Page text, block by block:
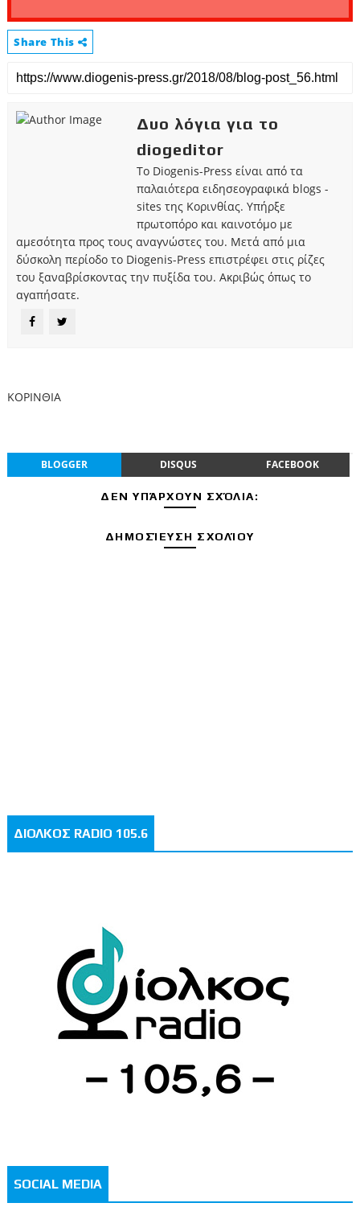
Share This
Δυο λόγια για το
diogeditor
Το Diogenis-Press είναι από τα
παλαιότερα ειδησεογραφικά blogs -
sites της Κορινθίας. Υπήρξε
πρωτοπόρο και καινοτόμο με
αμεσότητα προς τους αναγνώστες του. Μετά από μια
δύσκολη περίοδο το Diogenis-Press επιστρέφει στις ρίζες
του ξαναβρίσκοντας την πυξίδα του. Ακριβώς όπως το
αγαπήσατε.
ΚΟΡΙΝΘΙΑ
BLOGGER DISQUS FACEBOOK
ΔΕΝ ΥΠΆΡΧΟΥΝ ΣΧΌΛΙΑ:
ΔΗΜΟΣΊΕΥΣΗ ΣΧΟΛΊΟΥ
ΔΙΟΛΚΟΣ RADIO 105.6
SOCIAL MEDIA